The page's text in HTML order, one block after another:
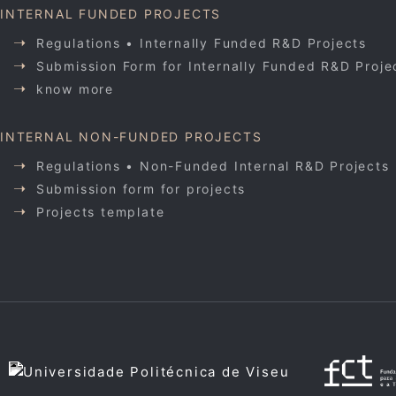
INTERNAL FUNDED PROJECTS
Regulations • Internally Funded R&D Projects
Submission Form for Internally Funded R&D
know more
INTERNAL NON-FUNDED PROJECTS
Regulations • Non-Funded Internal R&D Projects
Submission form for projects
Projects template